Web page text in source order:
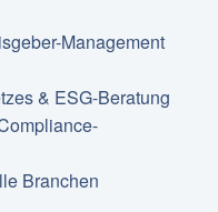
Management
& ESG-Beratung
Branchen